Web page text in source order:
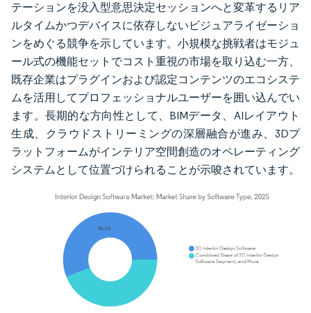
テーションを没入型意思決定セッションへと変革するリア
ルタイムかつデバイスに依存しないビジュアライゼーショ
ンをめぐる競争を示しています。小規模な挑戦者はモジュ
ール式の機能セットでコスト重視の市場を取り込む一方、
既存企業はプラグインおよび認定コンテンツのエコシステ
ムを活用してプロフェッショナルユーザーを囲い込んでい
ます。長期的な方向性として、BIMデータ、AIレイアウト
生成、クラウドストリーミングの深層融合が進み、3Dプ
ラットフォームがインテリア空間創造のオペレーティング
システムとして位置づけられることが示唆されています。